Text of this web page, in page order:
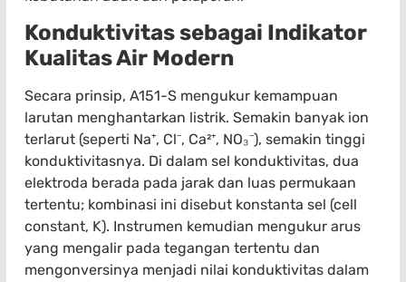
Konduktivitas sebagai Indikator
Kualitas Air Modern
Secara prinsip, A151-S mengukur kemampuan
larutan menghantarkan listrik. Semakin banyak ion
terlarut (seperti Na⁺, Cl⁻, Ca²⁺, NO₃⁻), semakin tinggi
konduktivitasnya. Di dalam sel konduktivitas, dua
elektroda berada pada jarak dan luas permukaan
tertentu; kombinasi ini disebut konstanta sel (cell
constant, K). Instrumen kemudian mengukur arus
yang mengalir pada tegangan tertentu dan
mengonversinya menjadi nilai konduktivitas dalam